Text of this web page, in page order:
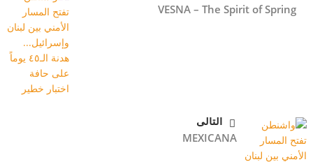
VESNA – The Spirit of Spring
التالى
MEXICANA